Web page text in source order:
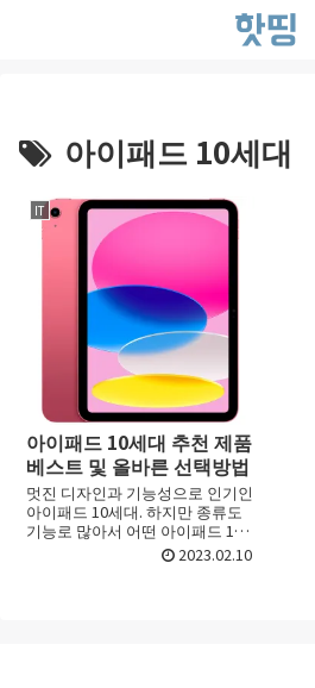
아이패드 10세대
IT
아이패드 10세대 추천 제품
베스트 및 올바른 선택방법
멋진 디자인과 기능성으로 인기인
아이패드 10세대. 하지만 종류도
기능로 많아서 어떤 아이패드 10
세대를 골라야 할지 선택하기가
어려울 때가 있죠. 처음 접할 때라
2023.02.10